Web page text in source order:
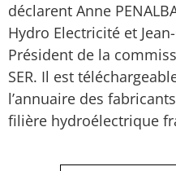
déclarent Anne
Hydro Electricité et
Président de la
SER. Il est
l’annuaire des
filière hydroélectrique